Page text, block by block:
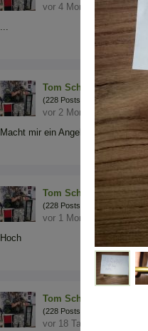
vor 4 Monaten
Tom Scheinert
(228 Posts)
vor 2 Monaten
Macht mir ein Angebot
Tom Scheinert
(228 Posts)
vor 1 Monat
Hoch
Tom Scheinert
(228 Posts)
vor 18 Tagen